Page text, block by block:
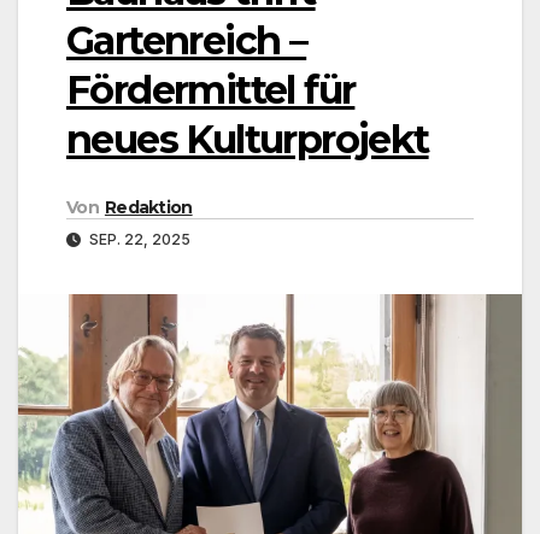
Gartenreich –
Fördermittel für
neues Kulturprojekt
Von Redaktion
SEP. 22, 2025